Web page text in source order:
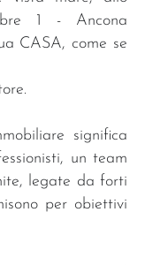
1 - Ancona
CASA, come se
significa
un team
legate da forti
per obiettivi